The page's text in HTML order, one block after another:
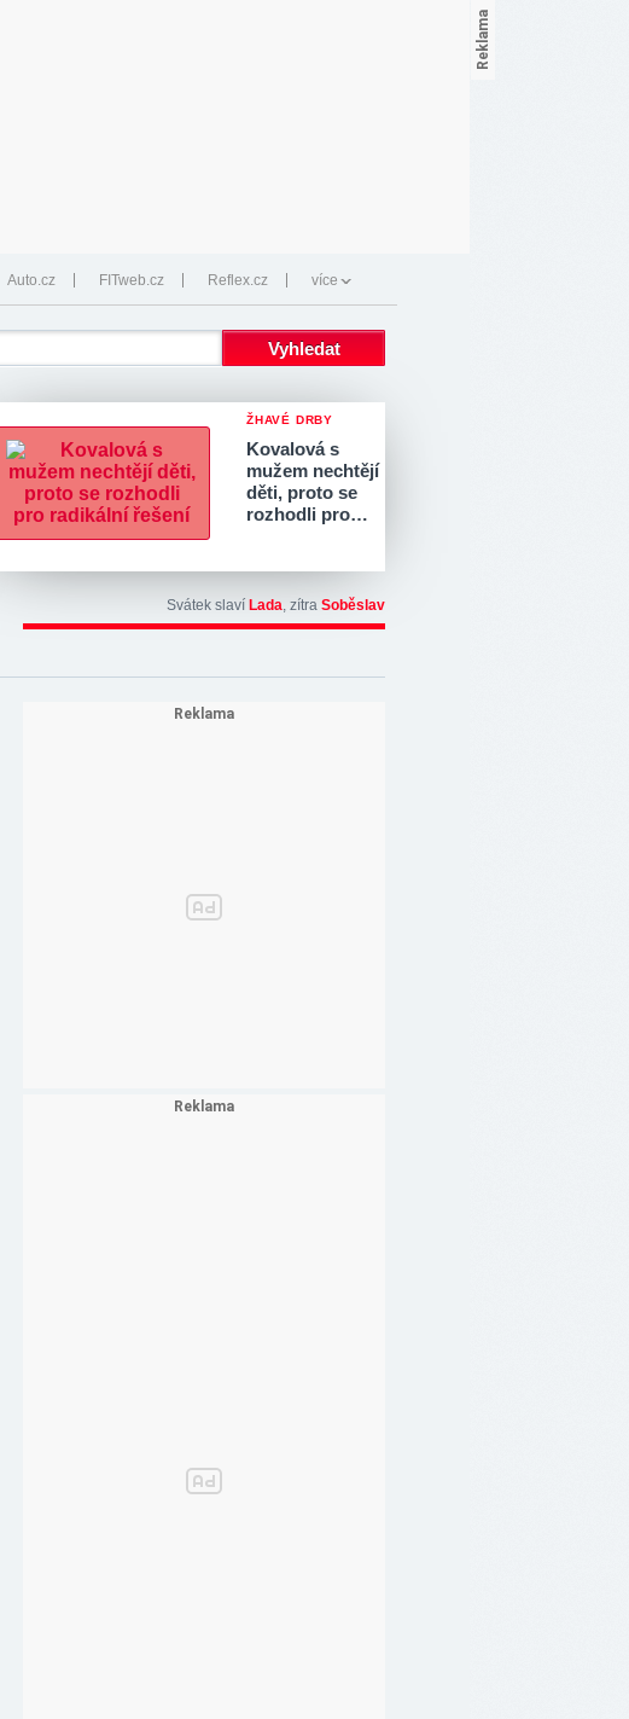
Auto.cz FITweb.cz Reflex.cz více
ŽHAVÉ DRBY
Kovalová s
mužem nechtějí
děti, proto se
rozhodli pro…
Svátek slaví Lada, zítra Soběslav